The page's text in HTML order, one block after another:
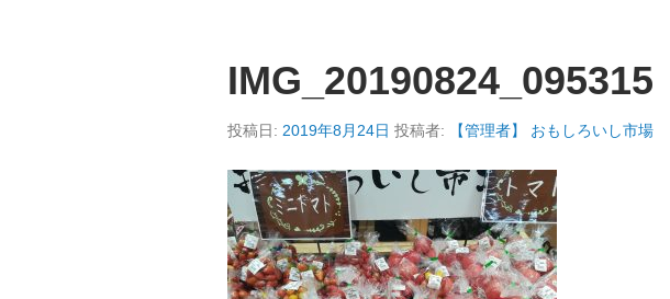
U
N
IMG_20190824_095315
投稿日: 2019年8月24日 投稿者: 【管理者】 おもしろいし市場